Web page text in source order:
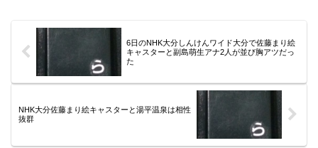
6日のNHK大分しんけんワイド大分で佐藤まり絵
キャスターと副島萌生アナ2人が並び胸アツだっ
た
NHK大分佐藤まり絵キャスターと湯平温泉は相性
抜群